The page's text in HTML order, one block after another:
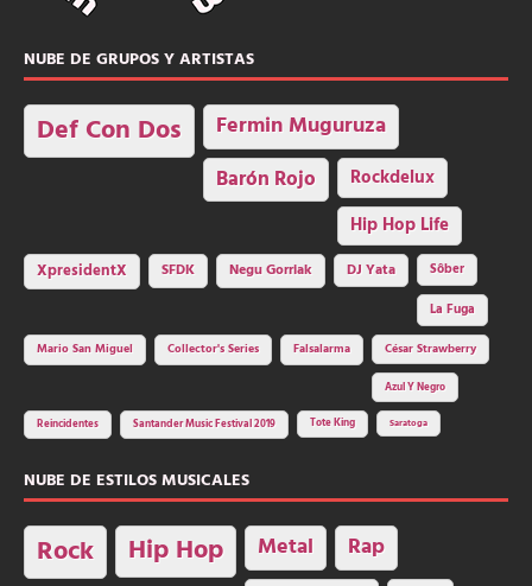
NUBE DE GRUPOS Y ARTISTAS
Def Con Dos Fermin Muguruza
Barón Rojo Rockdelux
Hip Hop Life
XpresidentX SFDK Negu Gorriak DJ Yata
Sôber
La Fuga
Mario San Miguel
Collector's Series Falsalarma César Strawberry
Azul Y Negro
Reincidentes Santander Music Festival 2019 Tote King Saratoga
NUBE DE ESTILOS MUSICALES
Rock Hip Hop Metal Rap